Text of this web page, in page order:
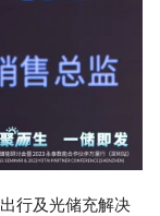
行及光储充解决